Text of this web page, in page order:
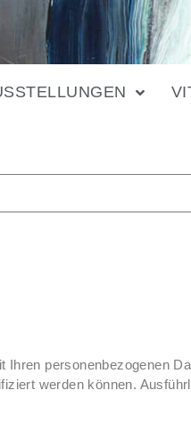
personenbezogenen
werden können.